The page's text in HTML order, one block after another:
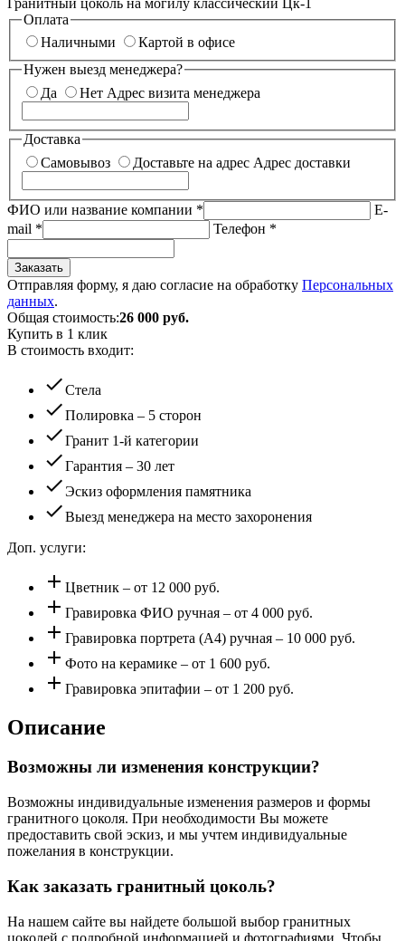
Оплата
Наличными
Картой в офисе
Нужен выезд менеджера?
Да
Нет Адрес визита менеджера
Доставка
Самовывоз
Доставьте на адрес Адрес доставки
ФИО или название компании *
E-
mail * Телефон *
Заказать
Отправляя форму, я даю согласие на обработку Персональных
данных.
Общая стоимость:26 000 руб.
Купить в 1 клик
В стоимость входит:
checkСтела
checkПолировка – 5 сторон
checkГранит 1-й категории
checkГарантия – 30 лет
checkЭскиз оформления памятника
checkВыезд менеджера на место захоронения
Доп. услуги:
add Цветник – от 12 000 руб.
add Гравировка ФИО ручная – от 4 000 руб.
add Гравировка портрета (А4) ручная – 10 000 руб.
add Фото на керамике – от 1 600 руб.
add Гравировка эпитафии – от 1 200 руб.
Описание
Возможны ли изменения конструкции?
Возможны индивидуальные изменения размеров и формы
гранитного цоколя. При необходимости Вы можете
предоставить свой эскиз, и мы учтем индивидуальные
пожелания в конструкции.
Как заказать гранитный цоколь?
На нашем сайте вы найдете большой выбор гранитных
цоколей с подробной информацией и фотографиями. Чтобы